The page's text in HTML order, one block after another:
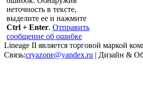
неточность в тексте,
выделите ее и нажмите
Ctrl + Enter. Отправить
сообщение об ошибке
Lineage II является торговой маркой
Связь:cryazone@yandex.ru | Дизайн &